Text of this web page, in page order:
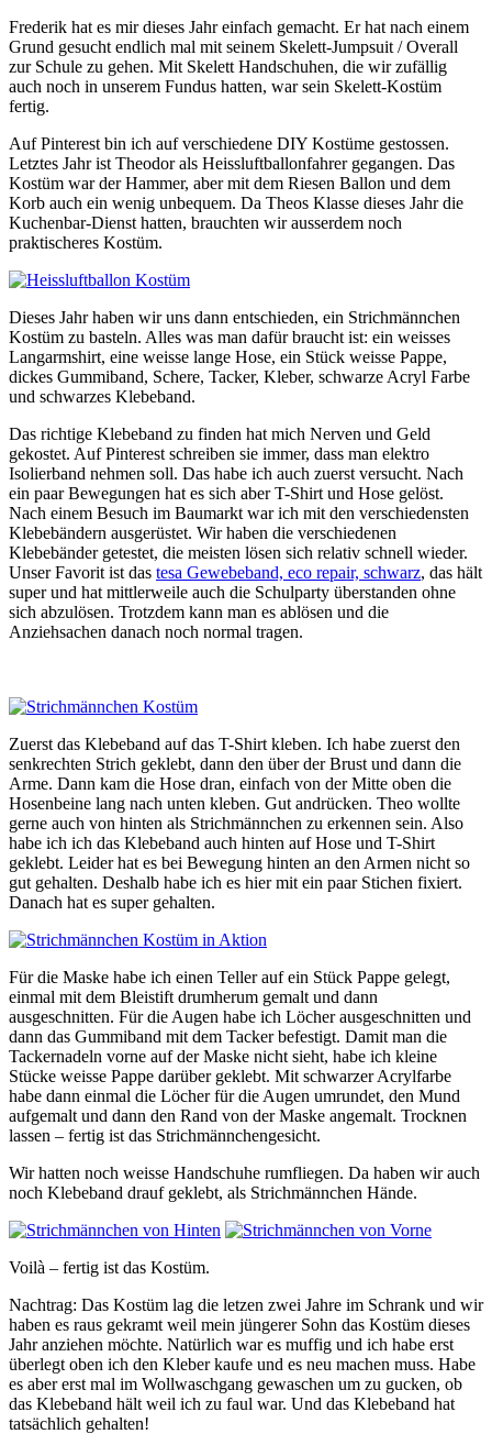
Frederik hat es mir dieses Jahr einfach gemacht. Er hat nach einem
Grund gesucht endlich mal mit seinem Skelett-Jumpsuit / Overall
zur Schule zu gehen. Mit Skelett Handschuhen, die wir zufällig
auch noch in unserem Fundus hatten, war sein Skelett-Kostüm
fertig.
Auf Pinterest bin ich auf verschiedene DIY Kostüme gestossen.
Letztes Jahr ist Theodor als Heissluftballonfahrer gegangen. Das
Kostüm war der Hammer, aber mit dem Riesen Ballon und dem
Korb auch ein wenig unbequem. Da Theos Klasse dieses Jahr die
Kuchenbar-Dienst hatten, brauchten wir ausserdem noch
praktischeres Kostüm.
Dieses Jahr haben wir uns dann entschieden, ein Strichmännchen
Kostüm zu basteln. Alles was man dafür braucht ist: ein weisses
Langarmshirt, eine weisse lange Hose, ein Stück weisse Pappe,
dickes Gummiband, Schere, Tacker, Kleber, schwarze Acryl Farbe
und schwarzes Klebeband.
Das richtige Klebeband zu finden hat mich Nerven und Geld
gekostet. Auf Pinterest schreiben sie immer, dass man elektro
Isolierband nehmen soll. Das habe ich auch zuerst versucht. Nach
ein paar Bewegungen hat es sich aber T-Shirt und Hose gelöst.
Nach einem Besuch im Baumarkt war ich mit den verschiedensten
Klebebändern ausgerüstet. Wir haben die verschiedenen
Klebebänder getestet, die meisten lösen sich relativ schnell wieder.
Unser Favorit ist das tesa Gewebeband, eco repair, schwarz, das hält
super und hat mittlerweile auch die Schulparty überstanden ohne
sich abzulösen. Trotzdem kann man es ablösen und die
Anziehsachen danach noch normal tragen.
Zuerst das Klebeband auf das T-Shirt kleben. Ich habe zuerst den
senkrechten Strich geklebt, dann den über der Brust und dann die
Arme. Dann kam die Hose dran, einfach von der Mitte oben die
Hosenbeine lang nach unten kleben. Gut andrücken. Theo wollte
gerne auch von hinten als Strichmännchen zu erkennen sein. Also
habe ich ich das Klebeband auch hinten auf Hose und T-Shirt
geklebt. Leider hat es bei Bewegung hinten an den Armen nicht so
gut gehalten. Deshalb habe ich es hier mit ein paar Stichen fixiert.
Danach hat es super gehalten.
Für die Maske habe ich einen Teller auf ein Stück Pappe gelegt,
einmal mit dem Bleistift drumherum gemalt und dann
ausgeschnitten. Für die Augen habe ich Löcher ausgeschnitten und
dann das Gummiband mit dem Tacker befestigt. Damit man die
Tackernadeln vorne auf der Maske nicht sieht, habe ich kleine
Stücke weisse Pappe darüber geklebt. Mit schwarzer Acrylfarbe
habe dann einmal die Löcher für die Augen umrundet, den Mund
aufgemalt und dann den Rand von der Maske angemalt. Trocknen
lassen – fertig ist das Strichmännchengesicht.
Wir hatten noch weisse Handschuhe rumfliegen. Da haben wir auch
noch Klebeband drauf geklebt, als Strichmännchen Hände.
Voilà – fertig ist das Kostüm.
Nachtrag: Das Kostüm lag die letzen zwei Jahre im Schrank und wir
haben es raus gekramt weil mein jüngerer Sohn das Kostüm dieses
Jahr anziehen möchte. Natürlich war es muffig und ich habe erst
überlegt oben ich den Kleber kaufe und es neu machen muss. Habe
es aber erst mal im Wollwaschgang gewaschen um zu gucken, ob
das Klebeband hält weil ich zu faul war. Und das Klebeband hat
tatsächlich gehalten!